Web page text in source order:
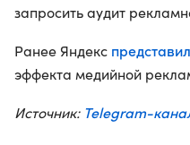
запросить аудит
Ранее Яндекс представил
эффекта медийной
Источник: Telegram-